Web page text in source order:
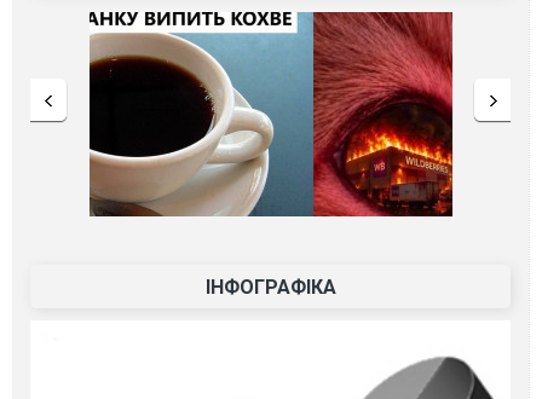
ІНФОГРАФІКА